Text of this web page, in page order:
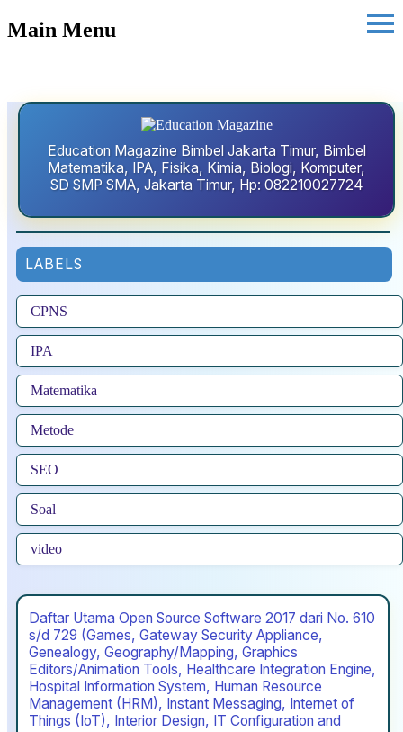
Main Menu
Education Magazine Bimbel Jakarta Timur, Bimbel
Matematika, IPA, Fisika, Kimia, Biologi, Komputer,
SD SMP SMA, Jakarta Timur, Hp: 082210027724
LABELS
CPNS
IPA
Matematika
Metode
SEO
Soal
video
Daftar Utama Open Source Software 2017 dari No. 610
s/d 729 (Games, Gateway Security Appliance,
Genealogy, Geography/Mapping, Graphics
Editors/Animation Tools, Healthcare Integration Engine,
Hospital Information System, Human Resource
Management (HRM), Instant Messaging, Internet of
Things (IoT), Interior Design, IT Configuration and